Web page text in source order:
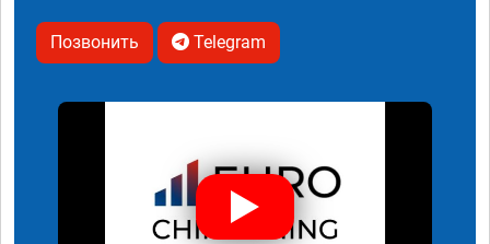
Позвонить Telegram